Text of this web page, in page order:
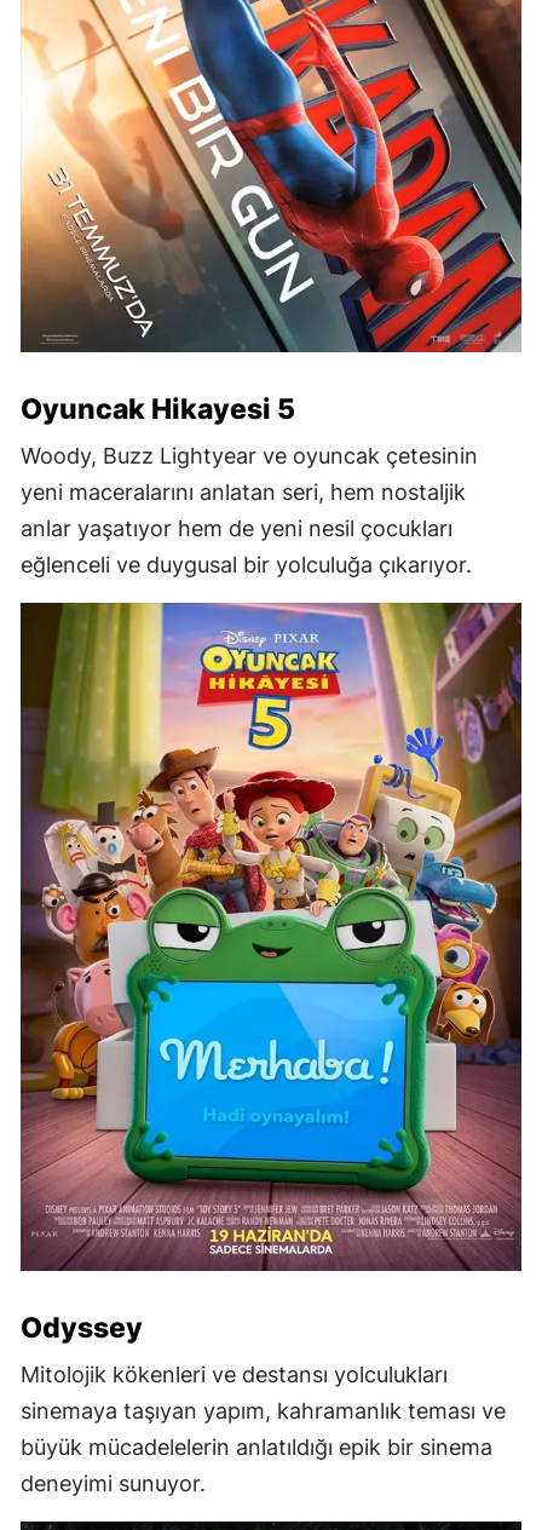
Oyuncak Hikayesi 5
Woody, Buzz Lightyear ve oyuncak çetesinin
yeni maceralarını anlatan seri, hem nostaljik
anlar yaşatıyor hem de yeni nesil çocukları
eğlenceli ve duygusal bir yolculuğa çıkarıyor.
Odyssey
Mitolojik kökenleri ve destansı yolculukları
sinemaya taşıyan yapım, kahramanlık teması ve
büyük mücadelelerin anlatıldığı epik bir sinema
deneyimi sunuyor.